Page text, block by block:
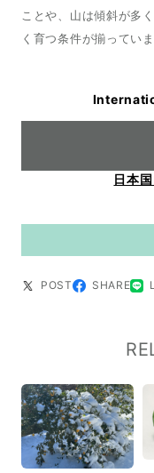
ことや、山は傾斜が多
く育つ条件が揃っていま
日本
POST SHARE